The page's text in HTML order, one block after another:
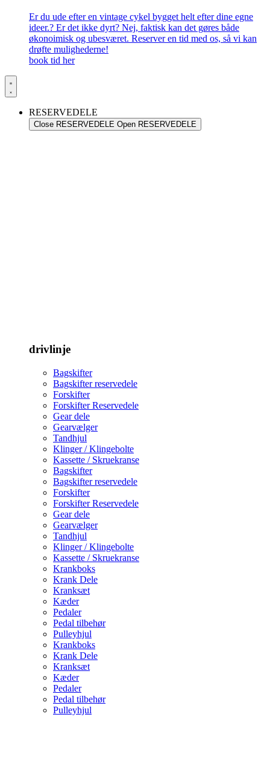
Er du ude efter en vintage cykel bygget helt efter dine egne
ideer.? Er det ikke dyrt? Nej, faktisk kan det gøres både
økonoimisk og ubesværet. Reserver en tid med os, så vi kan
drøfte mulighederne!
book tid her
RESERVEDELE
Close RESERVEDELE Open RESERVEDELE
drivlinje
Bagskifter
Bagskifter reservedele
Forskifter
Forskifter Reservedele
Gear dele
Gearvælger
Tandhjul
Klinger / Klingebolte
Kassette / Skruekranse
Bagskifter
Bagskifter reservedele
Forskifter
Forskifter Reservedele
Gear dele
Gearvælger
Tandhjul
Klinger / Klingebolte
Kassette / Skruekranse
Krankboks
Krank Dele
Kranksæt
Kæder
Pedaler
Pedal tilbehør
Pulleyhjul
Krankboks
Krank Dele
Kranksæt
Kæder
Pedaler
Pedal tilbehør
Pulleyhjul